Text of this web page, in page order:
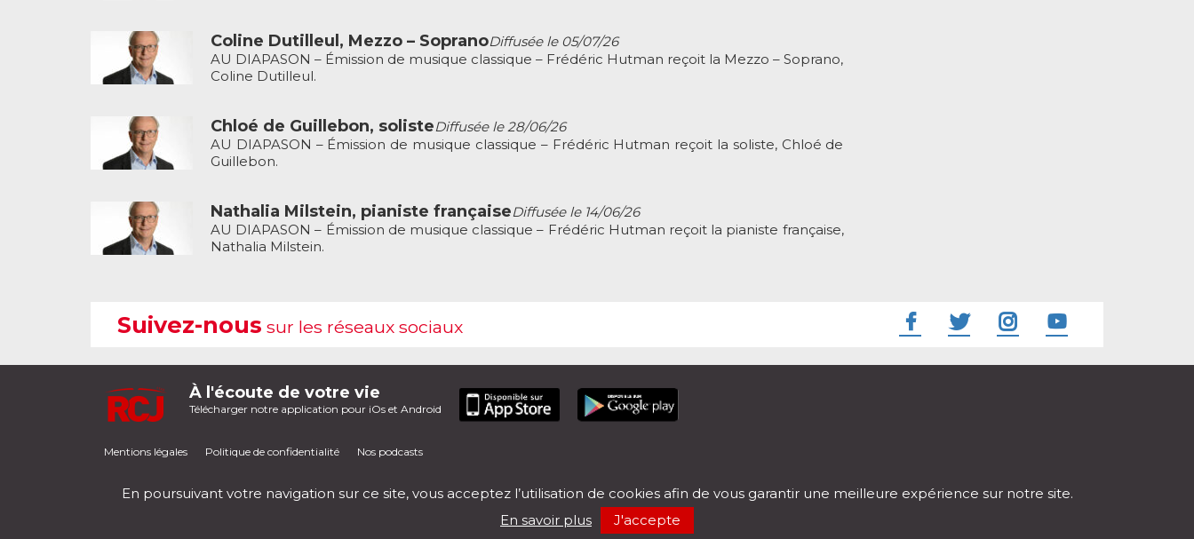
Coline Dutilleul, Mezzo – SopranoDiffusée le 05/07/26
AU DIAPASON – Émission de musique classique – Frédéric Hutman reçoit la Mezzo – Soprano,
Coline Dutilleul.
Chloé de Guillebon, solisteDiffusée le 28/06/26
AU DIAPASON – Émission de musique classique – Frédéric Hutman reçoit la soliste, Chloé de
Guillebon.
Nathalia Milstein, pianiste françaiseDiffusée le 14/06/26
AU DIAPASON – Émission de musique classique – Frédéric Hutman reçoit la pianiste française,
Nathalia Milstein.
Suivez-nous sur les réseaux sociaux
À l'écoute de votre vie
Télécharger notre application pour iOs et Android
Mentions légales Politique de confidentialité Nos podcasts
En poursuivant votre navigation sur ce site, vous acceptez l’utilisation de cookies afin de vous garantir une meilleure expérience sur notre site.
En savoir plus
J'accepte